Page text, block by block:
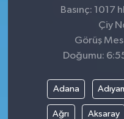
Basınç: 1017
Çiy
Görüş
Doğumu:
Adana
Ağrı Aksaray